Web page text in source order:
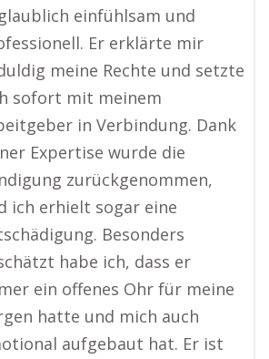
einfühlsam und
Er erklärte mir
meine Rechte und setzte
sofort mit meinem
in Verbindung. Dank
Expertise wurde die
zurückgenommen,
ich erhielt sogar eine
Besonders
habe ich, dass er
ein offenes Ohr für meine
hatte und mich auch
aufgebaut hat. Er ist